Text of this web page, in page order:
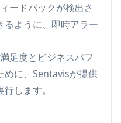
製造業者は、製品に
将来の改善や革新を
管理: ブランドは、ネ
アのトレンドを迅速
ードバックが検出さ
るように、即時アラー
足度とビジネスパフ
めに、Sentavisが提供
します。